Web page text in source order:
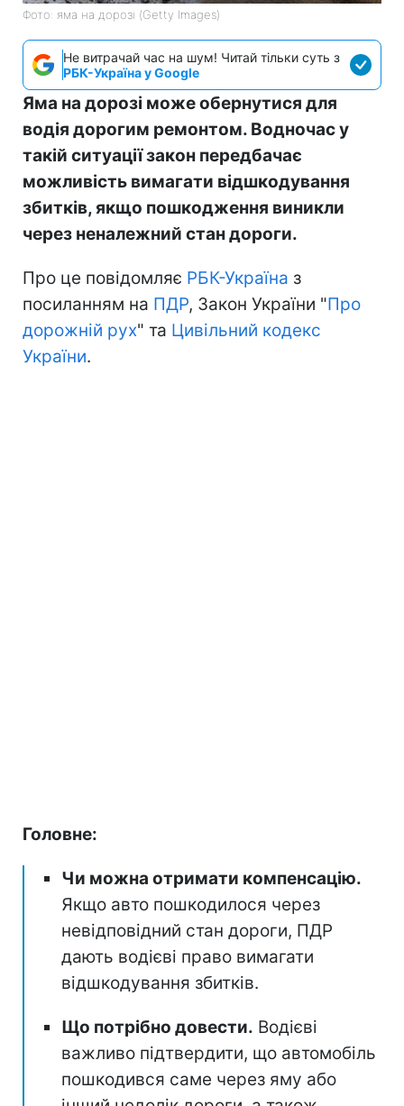
Фото: яма на дорозі (Getty Images)
Не витрачай час на шум! Читай тільки суть з
РБК-Україна у Google
Яма на дорозі може обернутися для
водія дорогим ремонтом. Водночас у
такій ситуації закон передбачає
можливість вимагати відшкодування
збитків, якщо пошкодження виникли
через неналежний стан дороги.
Про це повідомляє РБК-Україна з
посиланням на ПДР, Закон України "Про
дорожній рух" та Цивільний кодекс
України.
Головне:
Чи можна отримати компенсацію.
Якщо авто пошкодилося через
невідповідний стан дороги, ПДР
дають водієві право вимагати
відшкодування збитків.
Що потрібно довести. Водієві
важливо підтвердити, що автомобіль
пошкодився саме через яму або